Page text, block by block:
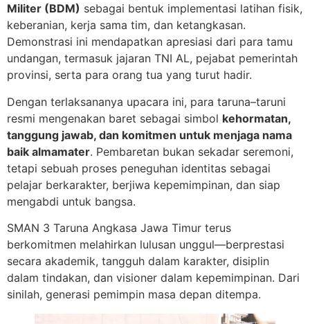
Militer (BDM) sebagai bentuk implementasi latihan fisik,
keberanian, kerja sama tim, dan ketangkasan.
Demonstrasi ini mendapatkan apresiasi dari para tamu
undangan, termasuk jajaran TNI AL, pejabat pemerintah
provinsi, serta para orang tua yang turut hadir.
Dengan terlaksananya upacara ini, para taruna–taruni
resmi mengenakan baret sebagai simbol kehormatan,
tanggung jawab, dan komitmen untuk menjaga nama
baik almamater. Pembaretan bukan sekadar seremoni,
tetapi sebuah proses peneguhan identitas sebagai
pelajar berkarakter, berjiwa kepemimpinan, dan siap
mengabdi untuk bangsa.
SMAN 3 Taruna Angkasa Jawa Timur terus
berkomitmen melahirkan lulusan unggul—berprestasi
secara akademik, tangguh dalam karakter, disiplin
dalam tindakan, dan visioner dalam kepemimpinan. Dari
sinilah, generasi pemimpin masa depan ditempa.